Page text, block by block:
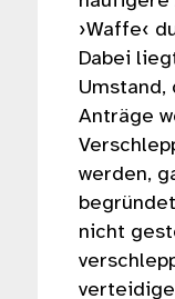
›Waffe‹
Dabei
Umstand,
Anträge
werden,
nicht